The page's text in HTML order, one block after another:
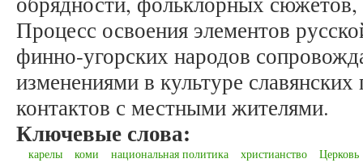
Процесс освоения элементов
финно-угорских народов
изменениями в культуре славянских
контактов с местными жителями.
Ключевые слова:
карелы коми национальная политика христианство Церковь